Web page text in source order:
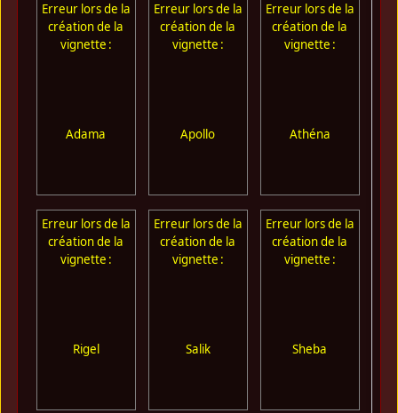
Erreur lors de la
création de la
vignette :
Adama
Erreur lors de la
création de la
vignette :
Apollo
Erreur lors de la
création de la
vignette :
Athéna
Erreur lors de la
création de la
vignette :
Rigel
Erreur lors de la
création de la
vignette :
Salik
Erreur lors de la
création de la
vignette :
Sheba